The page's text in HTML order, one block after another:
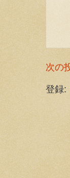
次の
登録: